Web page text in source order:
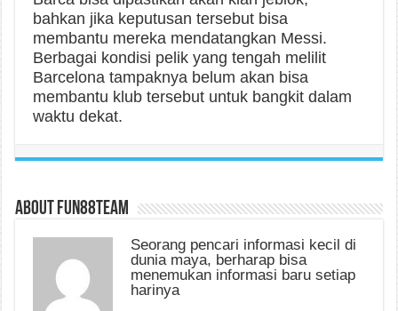
bahkan jika keputusan tersebut bisa
membantu mereka mendatangkan Messi.
Berbagai kondisi pelik yang tengah melilit
Barcelona tampaknya belum akan bisa
membantu klub tersebut untuk bangkit dalam
waktu dekat.
About fun88team
Seorang pencari informasi kecil di
dunia maya, berharap bisa
menemukan informasi baru setiap
harinya